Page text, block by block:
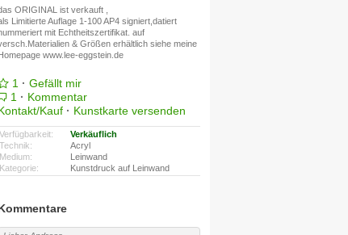
ORIGINAL ist verkauft ,
Limitierte Auflage 1-100 AP4 signiert,datiert
mit Echtheitszertifikat. auf
& Größen erhältlich siehe meine
www.lee-eggstein.de
1 · Gefällt mir
1 · Kommentar
Kauf · Kunstkarte versenden
Verfügbarkeit:
Verkäuflich
Technik:
Acryl
Medium:
Leinwand
Kategorie:
Kunstdruck auf Leinwand